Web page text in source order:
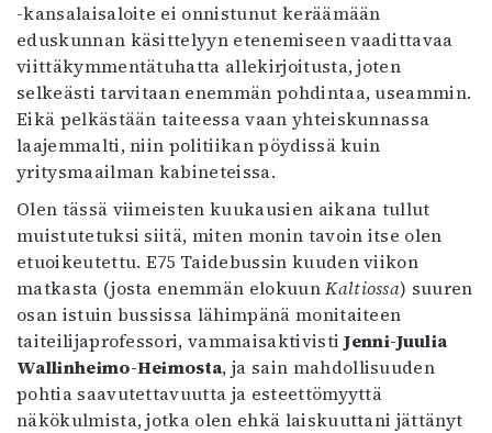
Lehdet
4/2026
2–3/2026
1/2026
6/2025
5/2025 saame
Lehtiarkisto
Info
Tilaus ja irtonumerot
Yhteistyössä
Toimitus
Mediatiedot
Kaltio ry
-kansalaisaloite ei onnistunut keräämään
eduskunnan käsittelyyn etenemiseen vaadittavaa
viittäkymmentätuhatta allekirjoitusta, joten
selkeästi tarvitaan enemmän pohdintaa, useammin.
Eikä pelkästään taiteessa vaan yhteiskunnassa
laajemmalti, niin politiikan pöydissä kuin
yritysmaailman kabineteissa.
Olen tässä viimeisten kuukausien aikana tullut
muistutetuksi siitä, miten monin tavoin itse olen
etuoikeutettu. E75 Taidebussin kuuden viikon
matkasta (josta enemmän elokuunKaltiossa) suuren
osan istuin bussissa lähimpänä monitaiteen
taiteilijaprofessori, vammaisaktivistiJenni-Juulia
Wallinheimo-Heimosta, ja sain mahdollisuuden
pohtia saavutettavuutta ja esteettömyyttä
näkökulmista, jotka olen ehkä laiskuuttani jättänyt